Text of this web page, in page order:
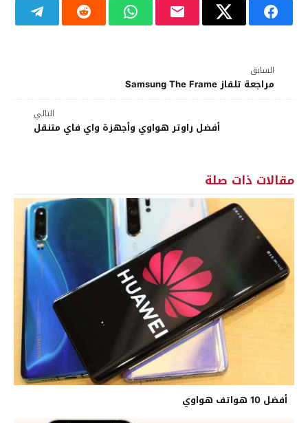
السابق
مراجعة تلفاز Samsung The Frame
التالي
أفضل راوتر هواوي وأجهزة واي فاي متنقل
مقالات ذات صلة
أفضل 10 هواتف هواوي